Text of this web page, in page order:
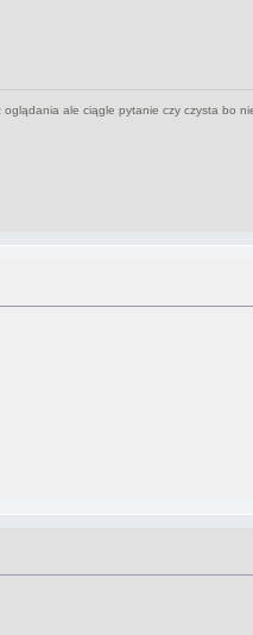
ale ciągle pytanie czy czysta bo